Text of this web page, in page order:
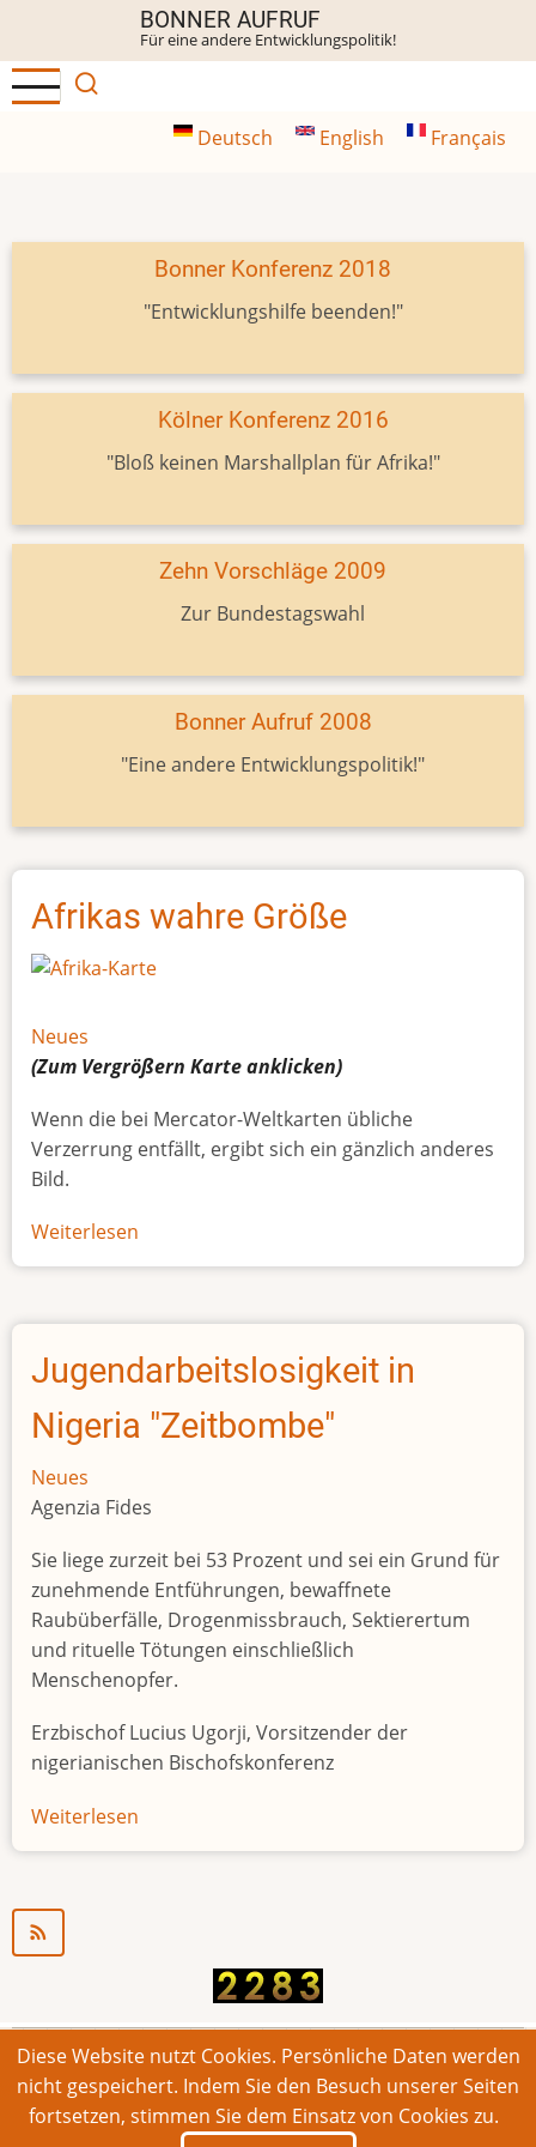
Inhalt
BONNER AUFRUF
Für eine andere Entwicklungspolitik!
Deutsch English Français
Bonner Konferenz 2018
"Entwicklungshilfe beenden!"
Kölner Konferenz 2016
"Bloß keinen Marshallplan für Afrika!"
Zehn Vorschläge 2009
Zur Bundestagswahl
Bonner Aufruf 2008
"Eine andere Entwicklungspolitik!"
Afrikas wahre Größe
Neues
(Zum Vergrößern Karteanklicken)
Wenn die bei Mercator-Weltkarten übliche
Verzerrung entfällt, ergibt sich ein gänzlich anderes
Bild.
Weiterlesen
Afrikas
Größe
Jugendarbeitslosigkeit in
Nigeria "Zeitbombe"
Neues
Agenzia Fides
Sie liege zurzeit bei 53 Prozent und sei ein Grund für
zunehmende Entführungen, bewaffnete
Raubüberfälle, Drogenmissbrauch, Sektierertum
und rituelle Tötungen einschließlich
Menschenopfer.
Erzbischof Lucius Ugorji, Vorsitzender der
nigerianischen Bischofskonferenz
Weiterlesen
Jugendarbeitslosigkeit
© 2026 Bonner Aufruf. Alle Rechte vorbehalten.
Footer
Impressum Kontakt Intern
Diese Website nutzt Cookies. Persönliche Daten werden
nicht gespeichert. Indem Sie den Besuch unserer Seiten
fortsetzen, stimmen Sie dem Einsatz von Cookies zu.